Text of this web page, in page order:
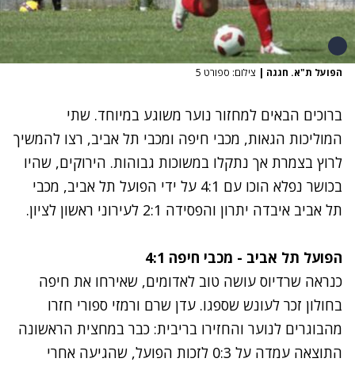
הפועל ת"א. חגגה | צילום: ספורט 5
ברוכים הבאים למחזור נוער משוגע במיוחד. שתי
המוליכות הגאות, מכבי חיפה ומכבי תל אביב, רצו להמשיך
לרוץ בצמרת אך נתקלו במשוכות גבוהות. הירוקים, שהיו
בכושר נפלא הוכו עם 4:1 על ידי הפועל תל אביב, מכבי
תל אביב איבדה יתרון והפסידה 2:1 לעירוני ראשון לציון.
הפועל תל אביב - מכבי חיפה 4:1
כנראה שרדיוס עושה טוב לאדומים, שאירחו את חיפה
בחולון זכר לעונש שספגו. עדן שרם ורמזי ספורי חזרו
מהבוגרים לנוער והחזירו בריבית: כבר במחצית הראשונה
התוצאה עמדה על 0:3 לזכות הפועל, שהגיעה אחרי